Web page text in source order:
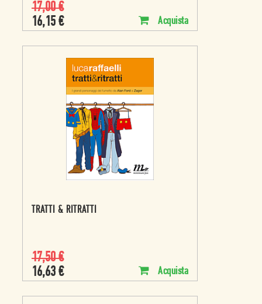
17,00€
16,15 € Acquista
TRATTI & RITRATTI
17,50€
16,63 € Acquista